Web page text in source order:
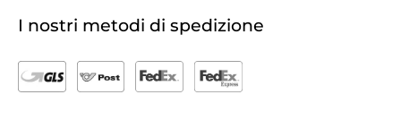
I nostri metodi di spedizione